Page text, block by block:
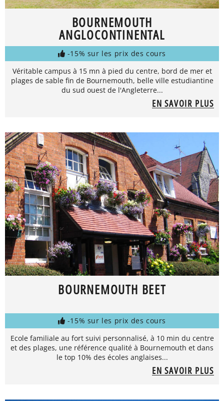
BOURNEMOUTH
ANGLOCONTINENTAL
-15% sur les prix des cours
Véritable campus à 15 mn à pied du centre, bord de mer et
plages de sable fin de Bournemouth, belle ville estudiantine
du sud ouest de l'Angleterre...
EN SAVOIR PLUS
BOURNEMOUTH BEET
-15% sur les prix des cours
Ecole familiale au fort suivi personnalisé, à 10 min du centre
et des plages, une référence qualité à Bournemouth et dans
le top 10% des écoles anglaises...
EN SAVOIR PLUS